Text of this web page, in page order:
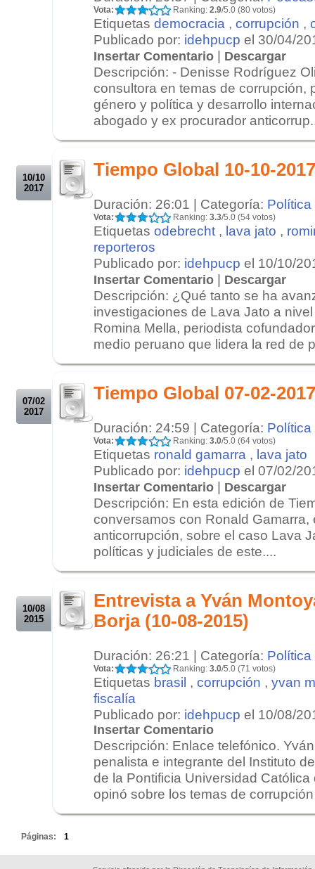
Vota: Ranking: 2.9/5.0 (80 votos)
Etiquetas democracia , corrupción ,
Publicado por: idehpucp el 30/04/
Insertar Comentario | Descargar
Descripción: - Denisse Rodríguez
consultora en temas de corrupción,
género y política y desarrollo
abogado y ex procurador
10/10
2017
Tiempo Global 10-10-
Duración: 26:01 | Categoría: Política
Vota: Ranking: 3.3/5.0 (54 votos)
Etiquetas odebrecht , lava jato ,
reporteros
Publicado por: idehpucp el 10/10/
Insertar Comentario | Descargar
Descripción: ¿Qué tanto se ha
investigaciones de Lava Jato a
Romina Mella, periodista
medio peruano que lidera la red de
07/02
2017
Tiempo Global 07-02-
Duración: 24:59 | Categoría: Política
Vota: Ranking: 3.0/5.0 (64 votos)
Etiquetas ronald gamarra , lava jato
Publicado por: idehpucp el 07/02/
Insertar Comentario | Descargar
Descripción: En esta edición de
conversamos con Ronald Gamarra,
anticorrupción, sobre el caso Lava
políticas y judiciales de este....
10/08
2015
Entrevista a Yván
Borja (10-08-2015)
Duración: 26:21 | Categoría: Política
Vota: Ranking: 3.0/5.0 (71 votos)
Etiquetas brasil , corrupción , yvan
fiscalía
Publicado por: idehpucp el 10/08/
Insertar Comentario
Descripción: Enlace telefónico.
penalista e integrante del Instituto
de la Pontificia Universidad Católica
opinó sobre los temas de
Páginas: 1